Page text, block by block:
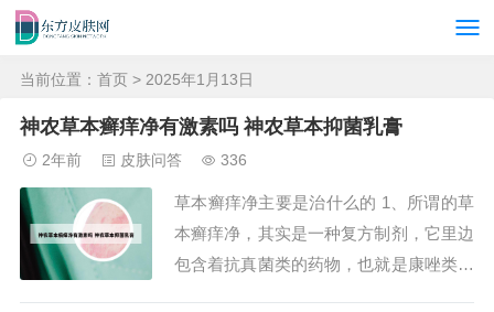
当前位置： 首页 > 2025年1月13日
神农草本癣痒净有激素吗 神农草本抑菌乳膏
2年前 皮肤问答 336
草本癣痒净主要是治什么的 1、所谓的草
本癣痒净，其实是一种复方制剂，它里边
包含着抗真菌类的药物，也就是康唑类药